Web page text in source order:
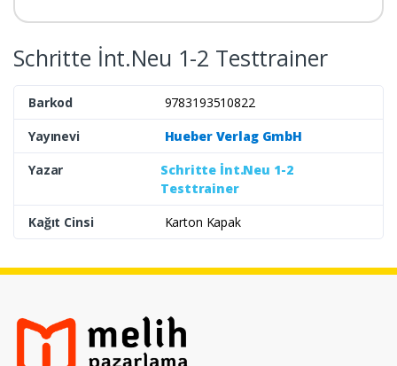
Schritte İnt.Neu 1-2 Testtrainer
Barkod
9783193510822
Yayınevi
Hueber Verlag GmbH
Yazar
Schritte İnt.Neu 1-2
Testtrainer
Kağıt Cinsi
Karton Kapak